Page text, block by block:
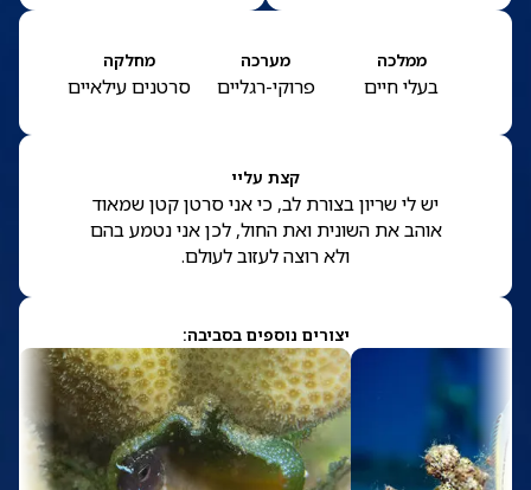
ממלכה
בעלי חיים
מערכה
פרוקי-רגליים
מחלקה
סרטנים עילאיים
קצת עליי
יש לי שריון בצורת לב, כי אני סרטן קטן שמאוד
אוהב את השונית ואת החול, לכן אני נטמע בהם
ולא רוצה לעזוב לעולם.
יצורים נוספים בסביבה: